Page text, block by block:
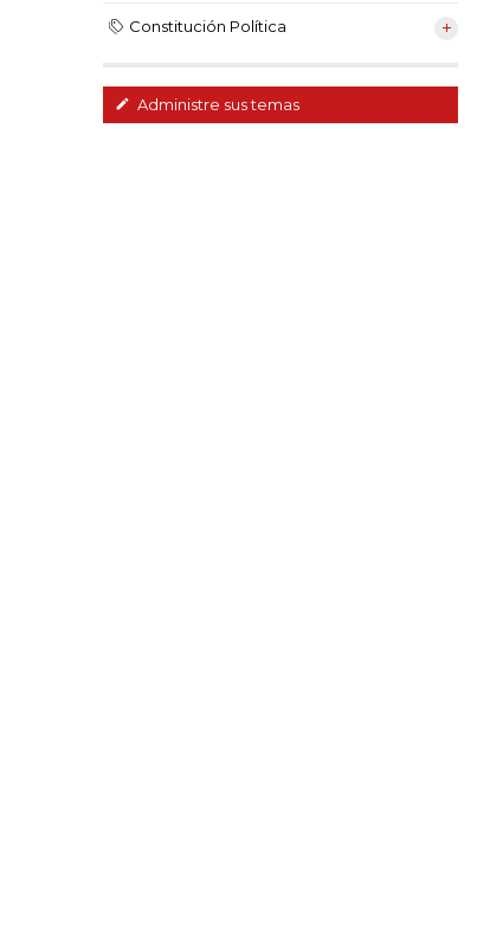
Constitución Política
Administre sus temas